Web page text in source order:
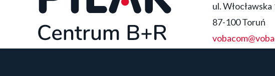
ul. Włocławska
87-100 Toruń